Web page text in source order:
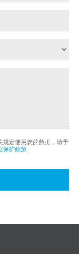
规定使用您的数据，请予
保护政策.